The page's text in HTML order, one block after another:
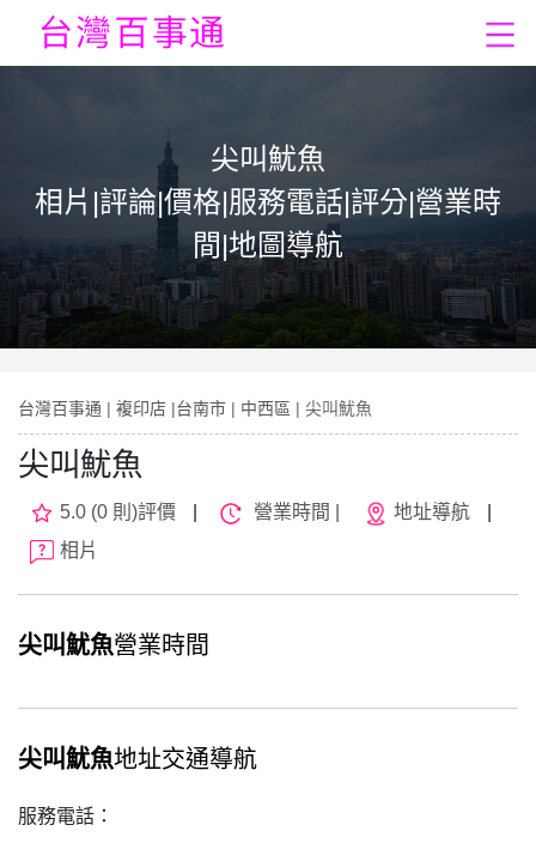
尖叫魷魚
相片|評論|價格|服務電話|評分|營業時
間|地圖導航
台灣百事通 | 複印店 |台南市 | 中西區 | 尖叫魷魚
尖叫魷魚
5.0 (0 則)評價 營業時間 | 地址導航
相片
尖叫魷魚營業時間
尖叫魷魚地址交通導航
服務電話：